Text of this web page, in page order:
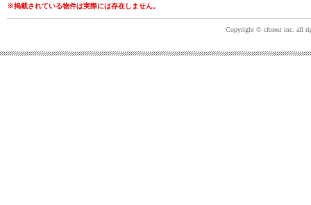
※掲載されている物件は実際には存在しません。
Copyright © cforest inc. all